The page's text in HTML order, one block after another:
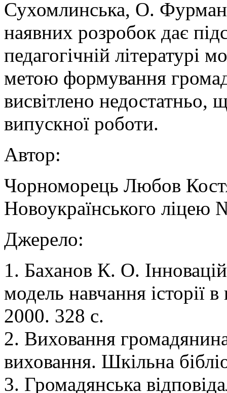
Сухомлинська, О. Фурман
наявних розробок дає
педагогічній літературі
метою формування
висвітлено недостатньо,
випускної роботи.
Автор:
Чорноморець Любов
Новоукраїнського ліцею
Джерело:
1. Баханов К. О.
модель навчання історії
2000. 328 c.
2. Виховання
виховання. Шкільна
3. Громадянська